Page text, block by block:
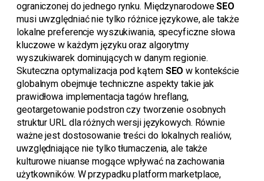
ograniczonej do jednego rynku. MiędzynarodoweSEO
musi uwzględniać nie tylko różnice językowe, ale także
lokalne preferencje wyszukiwania, specyficzne słowa
kluczowe w każdym języku oraz algorytmy
wyszukiwarek dominujących w danym regionie.
Skuteczna optymalizacja pod kątem SEO w kontekście
globalnym obejmuje techniczne aspekty takie jak
prawidłowa implementacja tagów hreflang,
geotargetowanie podstron czy tworzenie osobnych
struktur URL dla różnych wersji językowych. Równie
ważne jest dostosowanie treści do lokalnych realiów,
uwzględniające nie tylko tłumaczenia, ale także
kulturowe niuanse mogące wpływać na zachowania
użytkowników. W przypadku platform marketplace,